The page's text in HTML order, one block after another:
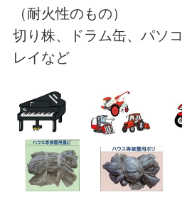
（耐火性のもの）
切り株、ドラム缶、パソ
レイなど